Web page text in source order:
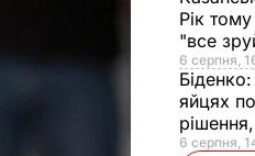
Рік
"все
6 серпня,
Біденко:
яйцях
6 серпня,